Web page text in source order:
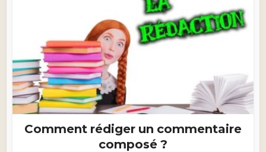
Comment rédiger un commentaire
composé ?